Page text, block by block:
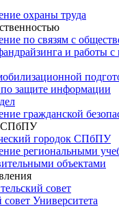
охраны труда
по связям с
и работы
защите информации
гражданской
СПбПУ
городок СПбПУ
региональными
объектами
совет
Университета